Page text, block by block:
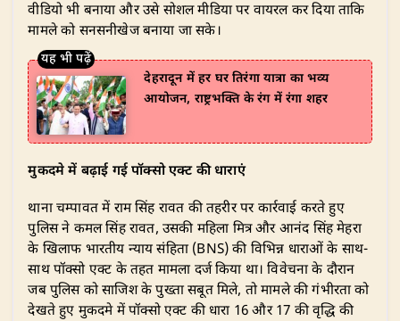
वीडियो भी बनाया और उसे सोशल मीडिया पर वायरल कर दिया ताकि
मामले को सनसनीखेज बनाया जा सके।
देहरादून में हर घर तिरंगा यात्रा का भव्य
आयोजन, राष्ट्रभक्ति के रंग में रंगा शहर
मुकदमे में बढ़ाई गई पॉक्सो एक्ट की धाराएं
थाना चम्पावत में राम सिंह रावत की तहरीर पर कार्रवाई करते हुए
पुलिस ने कमल सिंह रावत, उसकी महिला मित्र और आनंद सिंह मेहरा
के खिलाफ भारतीय न्याय संहिता (BNS) की विभिन्न धाराओं के साथ-
साथ पॉक्सो एक्ट के तहत मामला दर्ज किया था। विवेचना के दौरान
जब पुलिस को साजिश के पुख्ता सबूत मिले, तो मामले की गंभीरता को
देखते हुए मुकदमे में पॉक्सो एक्ट की धारा 16 और 17 की वृद्धि की